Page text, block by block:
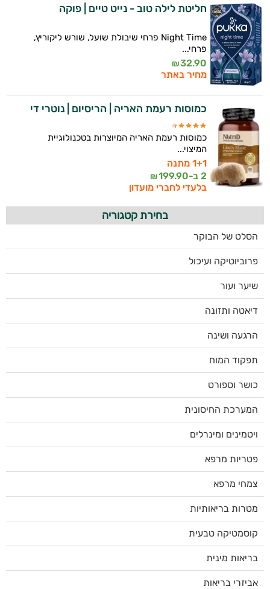
חליטת לילה טוב - נייט טיים | פוקה
Night Time פרחי שיבולת שועל, שורש ליקוריץ,
פרחי...
32.90
₪
מחיר באתר
כמוסות רעמת האריה | הריסיום | נוטרי די
כמוסות רעמת האריה המיוצרות בטכנולוגיית
המיצוי...
1+1 מתנה
2 ב-
199.90
₪
בלעדי לחברי מועדון
בחירת קטגוריה
הסלט של הבוקר
פרוביוטיקה ועיכול
שיער ועור
דיאטה ותזונה
הרגעה ושינה
תפקוד המוח
כושר וספורט
המערכת החיסונית
ויטמינים ומינרלים
פטריות מרפא
צמחי מרפא
מטרות בריאותיות
קוסמטיקה טבעית
בריאות מינית
אביזרי בריאות